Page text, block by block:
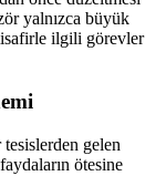
yalnızca büyük
ilgili görevler
gelen
ötesine